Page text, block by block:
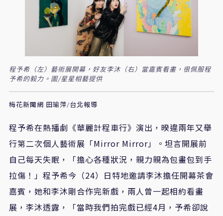
程予希（左）藝術展開幕，好友李沐（右）當嘉賓看畫，很佩服程
予希的毅力。圖/星星相藝提供
梅花新聞網 田瑜萍/台北報導
程予希在熱播劇《華麗計程車行》演出，暌違兩年又舉
行第二次個人藝術展「Mirror Mirror」。坦言開展前
自己每天失眠，「擔心各種狀況，親力親為包畫包到手
拉傷！」程予希今（24）日特地邀請李沐擔任開幕茶會
嘉賓，她和李沐剛合作完新戲，兩人曾一起相約看畫
展，李沐透露，「當時我們拍完戲已經4月，予希卻說